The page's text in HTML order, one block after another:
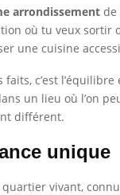
arrondissement de
où tu veux sortir
une cuisine
c’est
un lieu où l’on
différent.
unique
vivant,